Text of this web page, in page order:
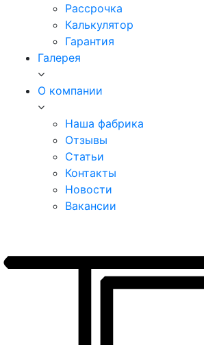
Рассрочка
Калькулятор
Гарантия
Галерея
О компании
Наша фабрика
Отзывы
Статьи
Контакты
Новости
Вакансии